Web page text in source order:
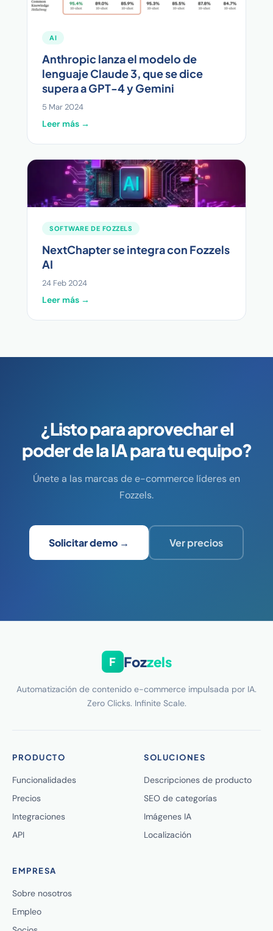
AI
Anthropic lanza el modelo de
lenguaje Claude 3, que se dice
supera a GPT-4 y Gemini
5 Mar 2024
Leer más →
SOFTWARE DE FOZZELS
NextChapter se integra con Fozzels
AI
24 Feb 2024
Leer más →
¿Listo para aprovechar el
poder de la IA para tu equipo?
Únete a las marcas de e-commerce líderes en
Fozzels.
Solicitar demo → Ver precios
F Fozzels
Automatización de contenido e-commerce impulsada por IA.
Zero Clicks. Infinite Scale.
PRODUCTO
Funcionalidades
Precios
Integraciones
API
SOLUCIONES
Descripciones de producto
SEO de categorías
Imágenes IA
Localización
EMPRESA
Sobre nosotros
Empleo